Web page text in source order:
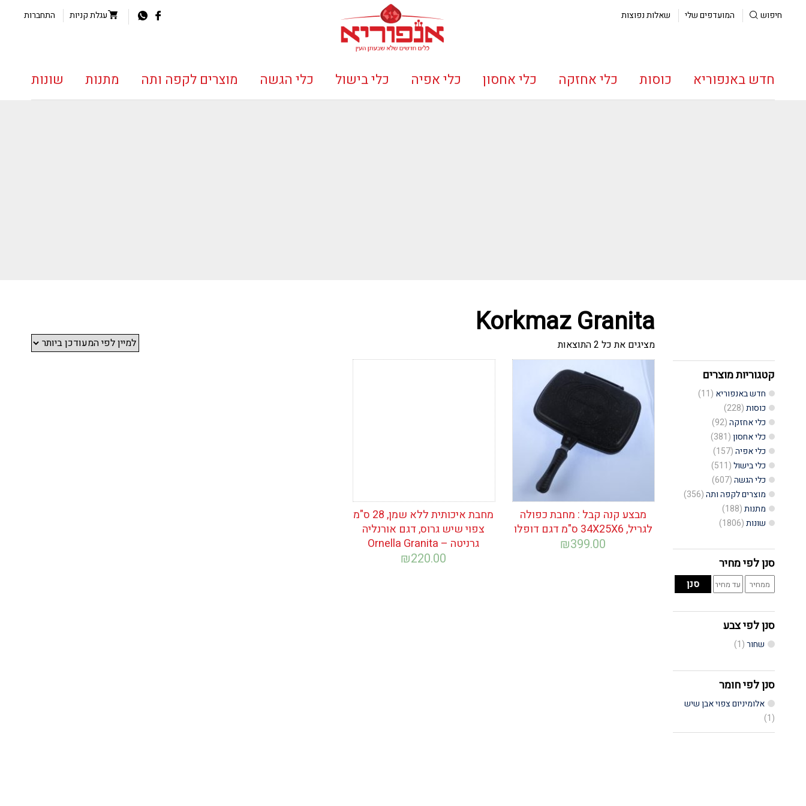
חיפוש המועדפים שלי שאלות נפוצות עגלת קניות התחברות
חדש באנפוריא כוסות כלי אחזקה כלי אחסון כלי אפיה כלי בישול כלי הגשה מוצרים לקפה ותה מתנות שונות
קטגוריות מוצרים
חדש באנפוריא (11)
כוסות(228)
כלי אחזקה(92)
כלי אחסון(381)
כלי אפיה(157)
כלי בישול(511)
כלי הגשה(607)
מוצרים לקפה ותה(356)
מתנות(188)
שונות(1806)
סנן לפי מחיר
מחיר
מינימלי
מחיר
מקסימלי
סנן
סנן לפי צבע
שחור(1)
סנן לפי חומר
אלומיניום צפוי אבן שיש
(1)
Korkmaz Granita
מציגים את כל ⁦2⁩ התוצאות ממוין
הפריט
העדכני
ביותר
מבצע קנה קבל : מחבת כפולה
לגריל, 34X25X6 ס"מ דגם דופלו
₪399.00
הוסף לרשימת
המשאלות
מחבת איכותית ללא שמן, 28 ס"מ
צפוי שיש גרוס, דגם אורנליה
גרניטה – Ornella Granita
₪220.00